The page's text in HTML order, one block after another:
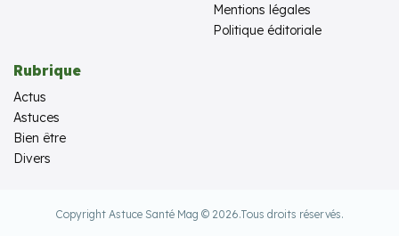
Mentions légales
Politique éditoriale
Rubrique
Actus
Astuces
Bien être
Divers
Copyright Astuce Santé Mag © 2026.Tous droits réservés.